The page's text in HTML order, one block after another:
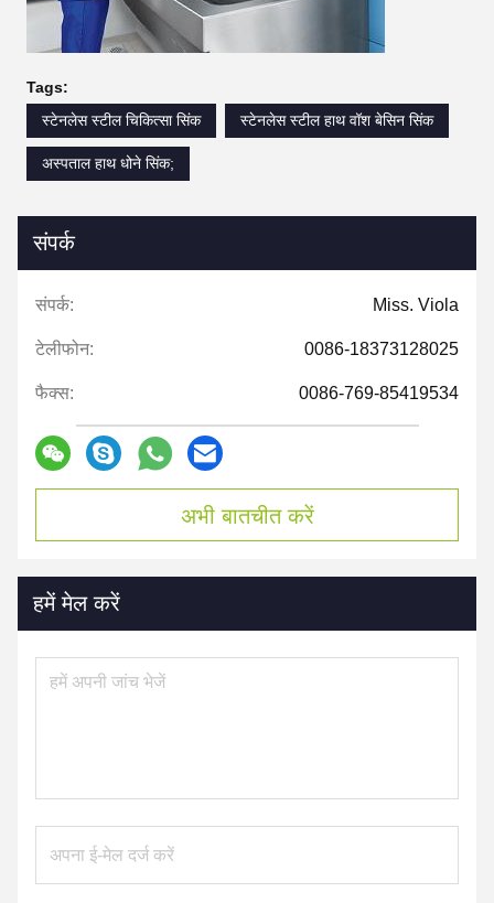
Tags:
स्टेनलेस स्टील चिकित्सा सिंक
स्टेनलेस स्टील हाथ वॉश बेसिन सिंक
अस्पताल हाथ धोने सिंक;
संपर्क
संपर्क: Miss. Viola
टेलीफोन: 0086-18373128025
फैक्स: 0086-769-85419534
अभी बातचीत करें
हमें मेल करें